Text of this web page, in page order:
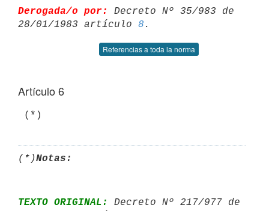
Derogada/o por:
Decreto Nº 35/983 de
28/01/1983 artículo 8
Referencias a toda la norma
Artículo 6
(*)Notas:
TEXTO ORIGINAL:
Decreto Nº 217/977 de